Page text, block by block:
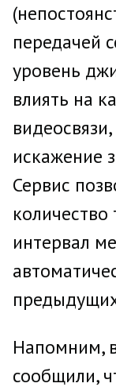
передачей
уровень
влиять на
искажение
Сервис
интервал
Напомним,
сообщили,